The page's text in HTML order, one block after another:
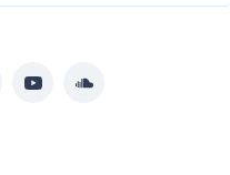
YouTubeSoundcloud